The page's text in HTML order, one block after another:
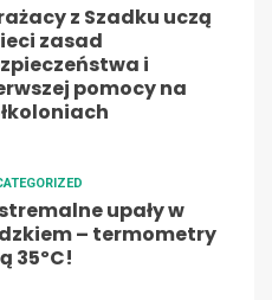
z Szadku uczą
zasad
i
pomocy na
upały w
– termometry
35ºC!